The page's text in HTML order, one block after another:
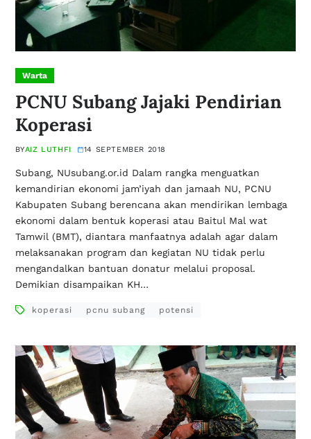
Warta
PCNU Subang Jajaki Pendirian
Koperasi
BYAIZ LUTHFI 14 SEPTEMBER 2018
Subang, NUsubang.or.id Dalam rangka menguatkan
kemandirian ekonomi jam’iyah dan jamaah NU, PCNU
Kabupaten Subang berencana akan mendirikan lembaga
ekonomi dalam bentuk koperasi atau Baitul Mal wat
Tamwil (BMT), diantara manfaatnya adalah agar dalam
melaksanakan program dan kegiatan NU tidak perlu
mengandalkan bantuan donatur melalui proposal.
Demikian disampaikan KH…
koperasi pcnu subang potensi